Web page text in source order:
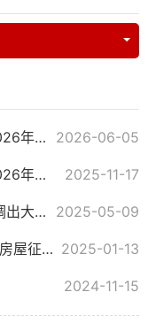
【已征集】关于公开征求《封丘县2026年生猪调出大县奖励资金使用实施方案》（征求意见稿）意见的通知 2026-06-05
【已征集】关于面向社会公开征集2026年封丘县重点民生实事的公告 2025-11-17
关于公开征求《封丘县2025年生猪调出大县奖励资金使用实施方案》（征求意见稿）意见的通知 2025-05-09
关于《封丘县兴华商城片区改造项目房屋征收补偿安置方案》征求意见的公告 2025-01-13
2024-11-15